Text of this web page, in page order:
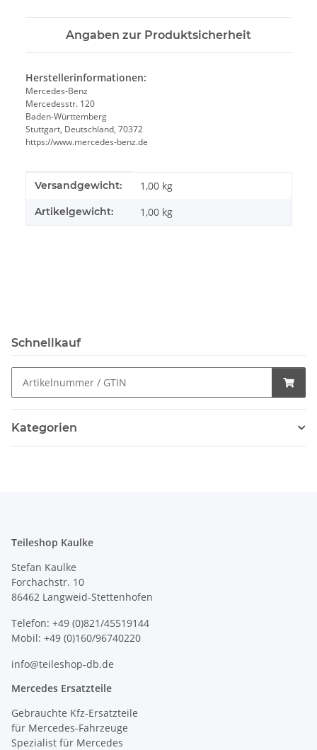
Angaben zur Produktsicherheit
Herstellerinformationen:
Mercedes-Benz
Mercedesstr. 120
Baden-Württemberg
Stuttgart, Deutschland, 70372
https://www.mercedes-benz.de
Produkteigenschaft
Wert
Versandgewicht: 1,00 kg
Artikelgewicht: 1,00 kg
Schnellkauf
Kategorien
Teileshop Kaulke
Stefan Kaulke
Forchachstr. 10
86462 Langweid-Stettenhofen
Telefon: +49 (0)821/45519144
Mobil: +49 (0)160/96740220
info@teileshop-db.de
Mercedes Ersatzteile
Gebrauchte Kfz-Ersatzteile
für Mercedes-Fahrzeuge
Spezialist für Mercedes